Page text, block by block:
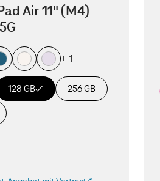
Air 11" (M4)
+ 1
128 GB 256 GB